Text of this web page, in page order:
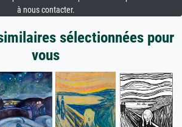
à nous contacter.
sélectionnées pour
vous